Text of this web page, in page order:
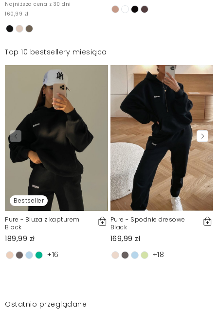
Najniższa cena z 30 dni
160,99 zł
Top 10 bestsellery miesiąca
Bestseller
Pure - Bluza z kapturem
Black
189,99 zł
+16
Pure - Spodnie dresowe
Black
169,99 zł
+18
Ostatnio przeglądane